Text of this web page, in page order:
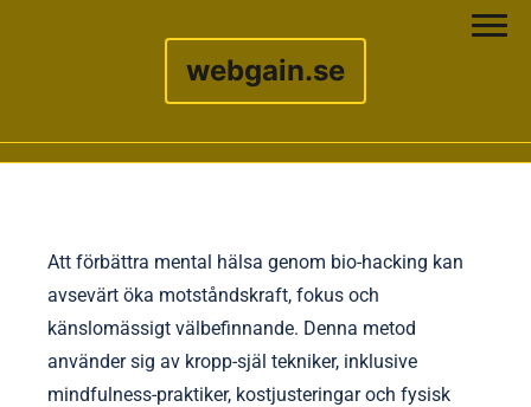
webgain.se
Att förbättra mental hälsa genom bio-hacking kan
avsevärt öka motståndskraft, fokus och
känslomässigt välbefinnande. Denna metod
använder sig av kropp-själ tekniker, inklusive
mindfulness-praktiker, kostjusteringar och fysisk